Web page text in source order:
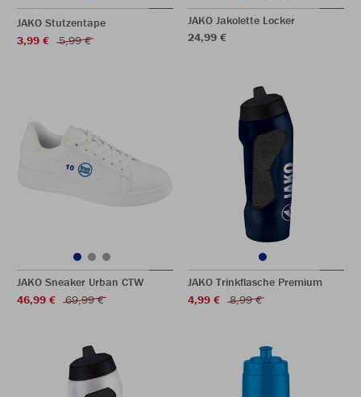
JAKO Stutzentape
3,99 €
5,99 €
JAKO Jakolette Locker
24,99 €
JAKO Sneaker Urban CTW
46,99 €
69,99 €
JAKO Trinkflasche Premium
4,99 €
8,99 €